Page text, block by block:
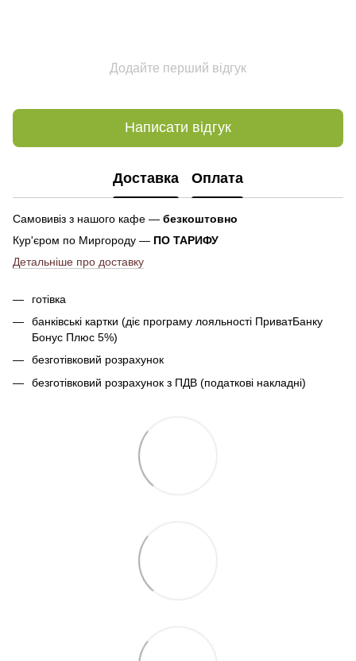
Додайте перший відгук
Написати відгук
Доставка Оплата
Самовивіз з нашого кафе — безкоштовно
Кур'єром по Миргороду — ПО ТАРИФУ
Детальніше про доставку
готівка
банківські картки (діє програму лояльності ПриватБанку
Бонус Плюс 5%)
безготівковий розрахунок
безготівковий розрахунок з ПДВ (податкові накладні)